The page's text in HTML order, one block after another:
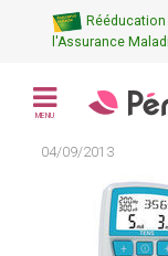
l'Assurance
MENU
04/09/2013